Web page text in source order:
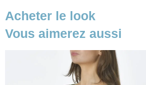
Acheter le look
Vous aimerez aussi